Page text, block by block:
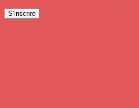
S’inscrire